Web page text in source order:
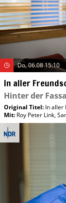
Do, 06.08 15:10
In aller
Hinter der
Original Titel: In aller
Mit: Roy Peter Link,